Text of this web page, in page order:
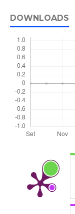
DOWNLOADS